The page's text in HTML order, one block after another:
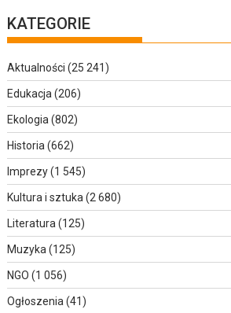
KATEGORIE
Aktualności (25 241)
Edukacja (206)
Ekologia (802)
Historia (662)
Imprezy(1 545)
Kultura i sztuka (2 680)
Literatura (125)
Muzyka (125)
NGO (1 056)
Ogłoszenia (41)